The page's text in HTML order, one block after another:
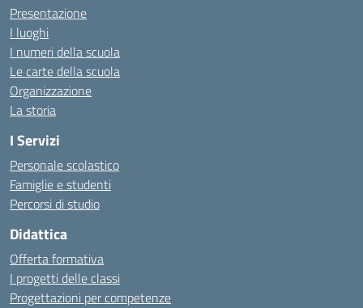
Presentazione
I luoghi
I numeri della scuola
Le carte della scuola
Organizzazione
La storia
I Servizi
Personale scolastico
Famiglie e studenti
Percorsi di studio
Didattica
Offerta formativa
I progetti delle classi
Progettazioni per competenze